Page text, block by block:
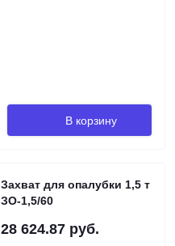
В корзину
Захват для опалубки 1,5 т
ЗО-1,5/60
28 624.87 руб.